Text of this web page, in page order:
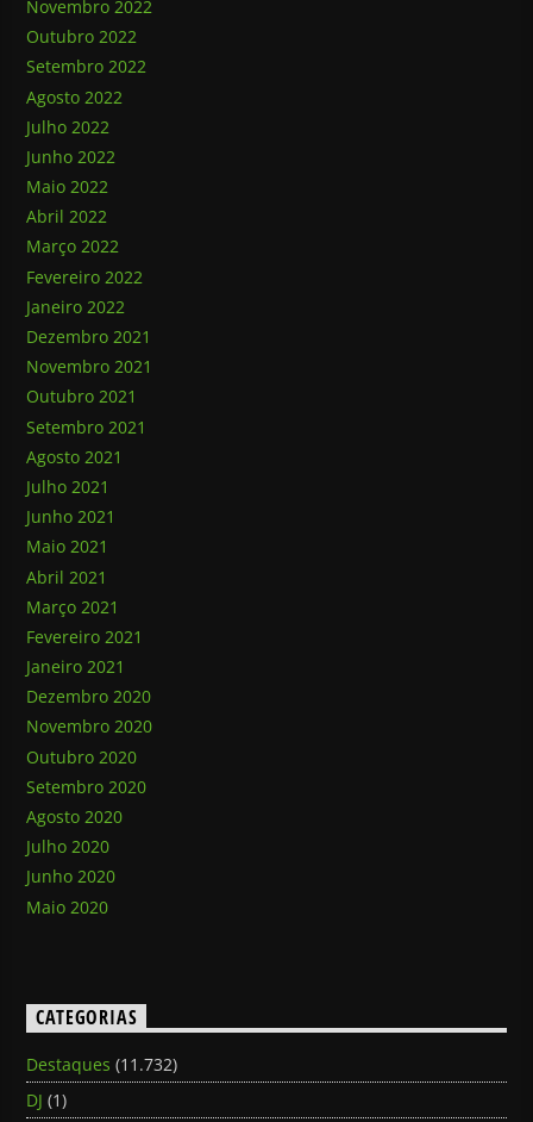
Novembro 2022
Outubro 2022
Setembro 2022
Agosto 2022
Julho 2022
Junho 2022
Maio 2022
Abril 2022
Março 2022
Fevereiro 2022
Janeiro 2022
Dezembro 2021
Novembro 2021
Outubro 2021
Setembro 2021
Agosto 2021
Julho 2021
Junho 2021
Maio 2021
Abril 2021
Março 2021
Fevereiro 2021
Janeiro 2021
Dezembro 2020
Novembro 2020
Outubro 2020
Setembro 2020
Agosto 2020
Julho 2020
Junho 2020
Maio 2020
CATEGORIAS
Destaques (11.732)
DJ (1)